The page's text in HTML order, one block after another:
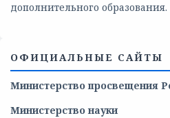
дополнительного образования.
ОФИЦИАЛЬНЫЕ САЙТЫ
Министерство просвещения
Министерство науки